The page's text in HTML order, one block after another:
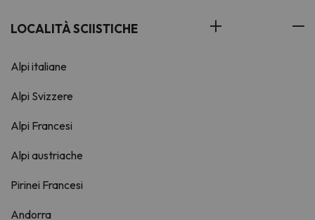
LOCALITÀ SCIISTICHE
Alpi italiane
Alpi Svizzere
Alpi Francesi
Alpi austriache
Pirinei Francesi
Andorra